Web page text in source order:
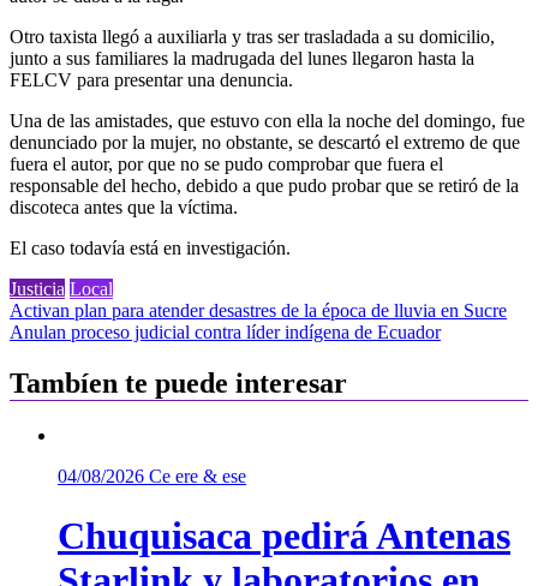
Otro taxista llegó a auxiliarla y tras ser trasladada a su domicilio,
junto a sus familiares la madrugada del lunes llegaron hasta la
FELCV para presentar una denuncia.
Una de las amistades, que estuvo con ella la noche del domingo, fue
denunciado por la mujer, no obstante, se descartó el extremo de que
fuera el autor, por que no se pudo comprobar que fuera el
responsable del hecho, debido a que pudo probar que se retiró de la
discoteca antes que la víctima.
El caso todavía está en investigación.
Justicia Local
Navegación
de
entradas
Activan plan para atender desastres de la época de lluvia en Sucre
Anulan proceso judicial contra líder indígena de Ecuador
Tambíen te puede interesar
04/08/2026 Ce ere & ese
Chuquisaca pedirá Antenas